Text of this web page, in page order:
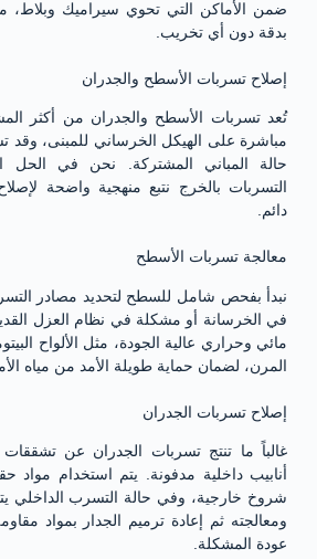
ضمن الأماكن التي تحوي سيراميك وبلاط،
بدقة دون أي تخريب.
إصلاح تسربات الأسطح والجدران
تُعد تسربات الأسطح والجدران من أكثر
مباشرة على الهيكل الخرساني للمبنى،
حالة المباني المشتركة. نحن في الحل
التسربات بالخرج نتبع منهجية واضحة
دائم.
معالجة تسربات الأسطح
نبدأ بفحص شامل للسطح لتحديد مصادر
في الخرسانة أو مشكلة في نظام العزل
مائي وحراري عالية الجودة، مثل الألواح
المرن، لضمان حماية طويلة الأمد من مياه
إصلاح تسربات الجدران
غالباً ما تنتج تسربات الجدران عن
أنابيب داخلية مدفونة. يتم استخدام
شروخ خارجية، وفي حالة التسرب الداخلي
ومعالجته ثم إعادة ترميم الجدار بمواد
عودة المشكلة.